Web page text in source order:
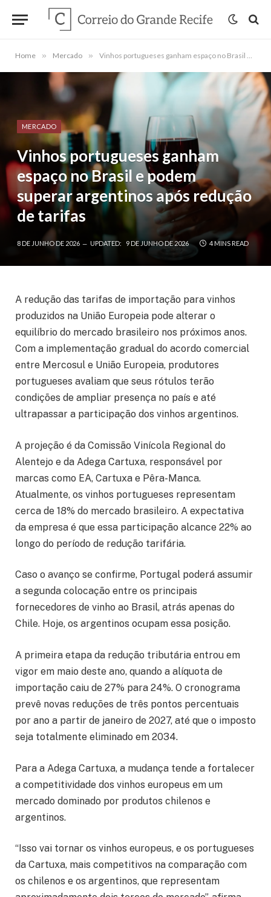
Home » Mercado » Vinhos portugueses ganham espaço no Brasil e podem superar argentinos após redução de tarifas
MERCADO
Vinhos portugueses ganham
espaço no Brasil e podem
superar argentinos após redução
de tarifas
8 DE JUNHO DE 2026 UPDATED: 9 DE JUNHO DE 2026 4 MINS READ
A redução das tarifas de importação para vinhos
produzidos na União Europeia pode alterar o
equilíbrio do mercado brasileiro nos próximos anos.
Com a implementação gradual do acordo comercial
entre Mercosul e União Europeia, produtores
portugueses avaliam que seus rótulos terão
condições de ampliar presença no país e até
ultrapassar a participação dos vinhos argentinos.
A projeção é da Comissão Vinícola Regional do
Alentejo e da Adega Cartuxa, responsável por
marcas como EA, Cartuxa e Pêra-Manca.
Atualmente, os vinhos portugueses representam
cerca de 18% do mercado brasileiro. A expectativa
da empresa é que essa participação alcance 22% ao
longo do período de redução tarifária.
Caso o avanço se confirme, Portugal poderá assumir
a segunda colocação entre os principais
fornecedores de vinho ao Brasil, atrás apenas do
Chile. Hoje, os argentinos ocupam essa posição.
A primeira etapa da redução tributária entrou em
vigor em maio deste ano, quando a alíquota de
importação caiu de 27% para 24%. O cronograma
prevê novas reduções de três pontos percentuais
por ano a partir de janeiro de 2027, até que o imposto
seja totalmente eliminado em 2034.
Para a Adega Cartuxa, a mudança tende a fortalecer
a competitividade dos vinhos europeus em um
mercado dominado por produtos chilenos e
argentinos.
“Isso vai tornar os vinhos europeus, e os portugueses
da Cartuxa, mais competitivos na comparação com
os chilenos e os argentinos, que representam